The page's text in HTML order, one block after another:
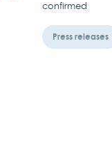
confirmed
Press releases